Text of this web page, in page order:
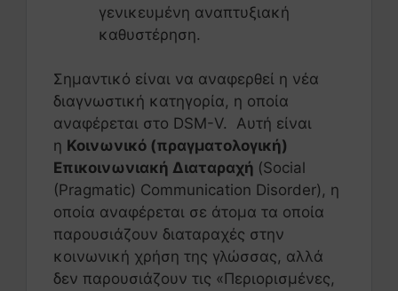
γενικευμένη αναπτυξιακή
καθυστέρηση.
Σημαντικό είναι να αναφερθεί η νέα
διαγνωστική κατηγορία, η οποία
αναφέρεται στο DSΜ-V. Αυτή είναι
η Κοινωνικό (πραγματολογική)
Επικοινωνιακή Διαταραχή (Social
(Pragmatic) Communication Disorder), η
οποία αναφέρεται σε άτομα τα οποία
παρουσιάζουν διαταραχές στην
κοινωνική χρήση της γλώσσας, αλλά
δεν παρουσιάζουν τις «Περιορισμένες,